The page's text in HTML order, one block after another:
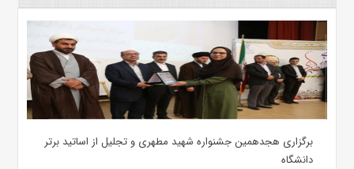
برگزاری هجدهمین جشنواره شهید مطهری و تجلیل از اساتید برتر
دانشگاه